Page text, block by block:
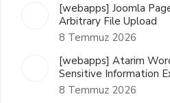
[webapps] Joomla
Arbitrary File Upload
8 Temmuz 2026
[webapps] Atarim
Sensitive Information
8 Temmuz 2026